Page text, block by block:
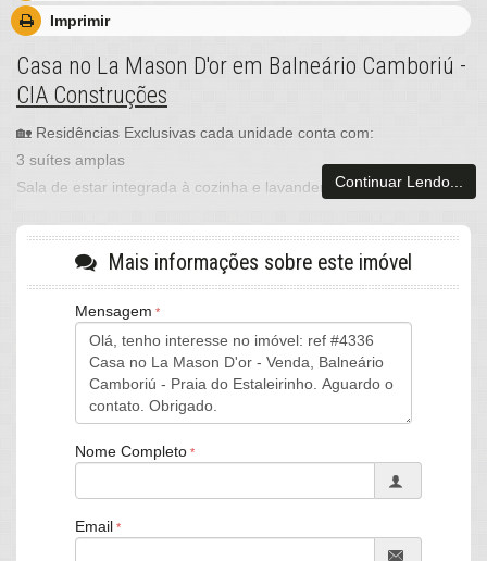
Imprimir
Casa no La Mason D'or em Balneário Camboriú -
CIA Construções
🏡 Residências Exclusivas cada unidade conta com:
3 suítes amplas
Sala de estar integrada à cozinha e lavanderia
Rooftop privativo com:
Piscina aquecida
Churrasqueira a carvão
Garagem para 2 veículos
Área de lazer compartilhada com brinquedos infantis
Sistema de aspiração central
Consultar valores
📅 Previsão de entrega: dezembro de 2026
250 METROS DA PRAIA
Continuar Lendo...
Mais informações sobre este imóvel
Mensagem
Nome Completo
Email